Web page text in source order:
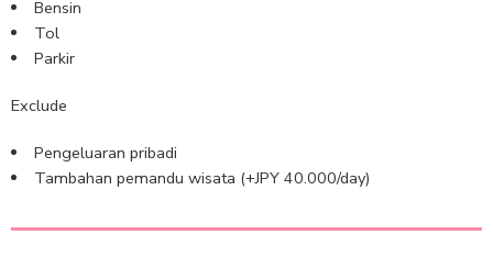
Bensin
Tol
Parkir
Exclude
Pengeluaran pribadi
Tambahan pemandu wisata (+JPY 40.000/day)